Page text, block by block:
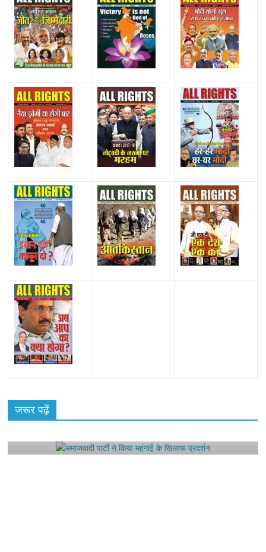
जरूर पढ़ें
राजनीतिक
समाजवादी पार्टी ने किया महंगाई के खिलाफ प्रदर्शन